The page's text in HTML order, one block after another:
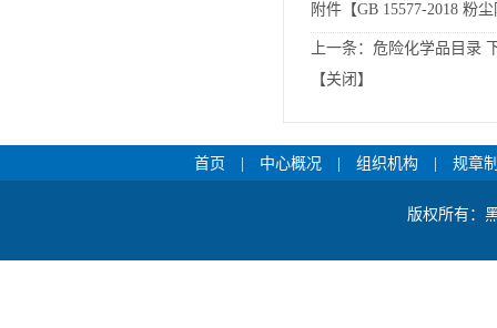
附件【GB 15577-2018 粉
上一条： 危险化学品目录
【关闭 】
首页 中心概况 组织机构 规章
版权所有：